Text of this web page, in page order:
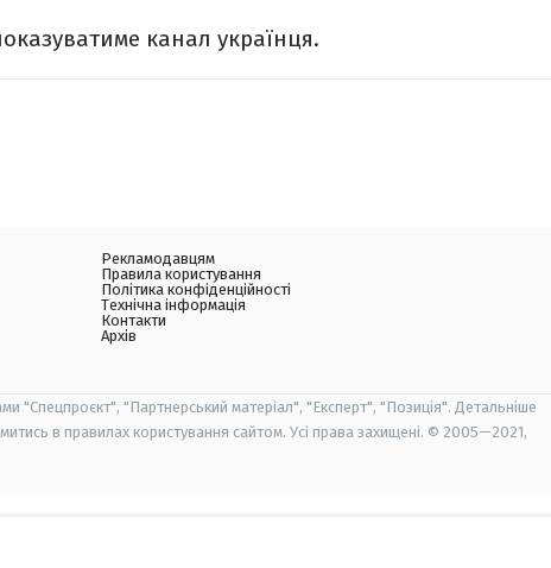
канал українця.
Рекламодавцям
Правила користування
Політика конфіденційності
Технічна інформація
Контакти
Архів
"Спецпроєкт", "Партнерський матеріал", "Експерт", "Позиція". Детальніше
в правилах користування сайтом. Усі права захищені. © 2005—2021,